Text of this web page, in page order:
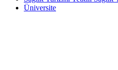
Üniversite